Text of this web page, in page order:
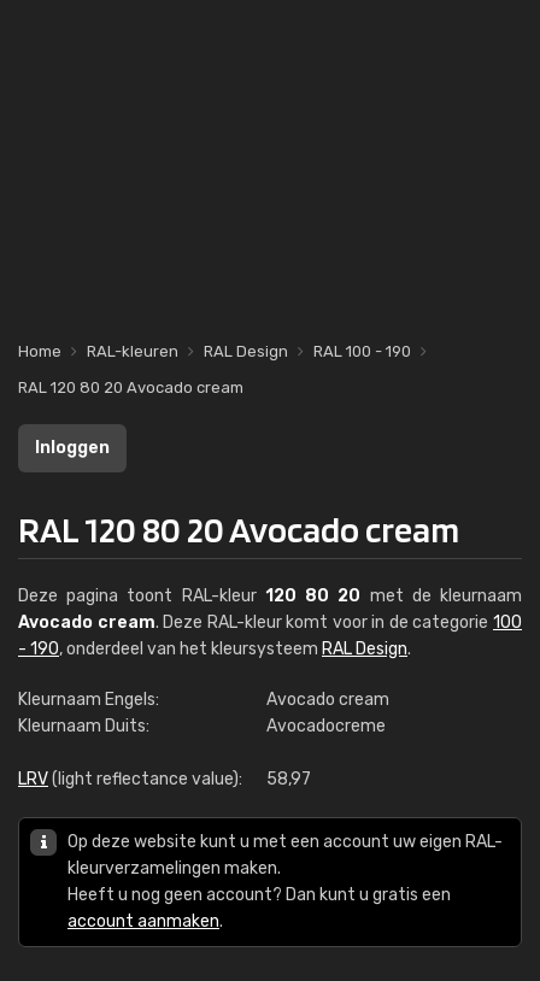
Home RAL-kleuren RAL Design
RAL 100 - 190
RAL 120 80 20 Avocado cream
Inloggen
RAL 120 80 20 Avocado cream
Deze pagina toont RAL-kleur 120 80 20 met de kleurnaam
Avocado cream. Deze RAL-kleur komt voor in de categorie100
- 190, onderdeel van het kleursysteem RAL Design.
Kleurnaam Engels:
Avocado cream
Kleurnaam Duits:
Avocadocreme
LRV(light reflectance value): 58,97
Op deze website kunt u met een account uw eigen RAL-
kleurverzamelingen maken.
Heeft u nog geen account? Dan kunt u gratis een
account aanmaken.